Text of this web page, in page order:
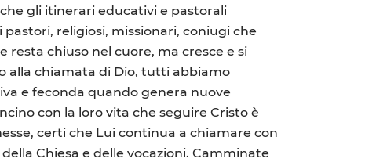
gli itinerari educativi e pastorali
religiosi, missionari, coniugi che
resta chiuso nel cuore, ma cresce e si
alla chiamata di Dio, tutti abbiamo
e feconda quando genera nuove
con la loro vita che seguire Cristo è
certi che Lui continua a chiamare con
Chiesa e delle vocazioni. Camminate